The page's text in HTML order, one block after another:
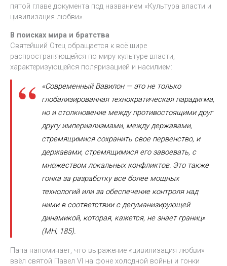
пятой главе документа под названием «Культура власти и
цивилизация любви».
В поисках мира и братства
Святейший Отец обращается к всё шире
распространяющейся по миру культуре власти,
характеризующейся поляризацией и насилием:
«Современный Вавилон — это не только
глобализированная технократическая парадигма,
но и столкновение между противостоящими друг
другу империализмами, между державами,
стремящимися сохранить свое первенство, и
державами, стремящимися его завоевать, с
множеством локальных конфликтов. Это также
гонка за разработку все более мощных
технологий или за обеспечение контроля над
ними в соответствии с дегуманизирующей
динамикой, которая, кажется, не знает границ»
(MH, 185).
Папа напоминает, что выражение «цивилизация любви»
ввёл святой Павел VI на фоне холодной войны и гонки